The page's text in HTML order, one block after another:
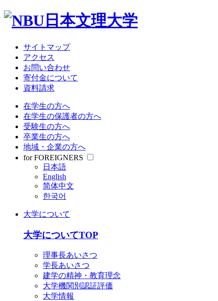
サイトマップ
アクセス
お問い合わせ
寄付金について
資料請求
在学生の方へ
在学生の保護者の方へ
受験生の方へ
卒業生の方へ
地域・企業の方へ
for FOREIGNERS
日本語
English
简体中文
한국어
大学について
大学についてTOP
理事長あいさつ
学長あいさつ
建学の精神・教育理念
大学機関別認証評価
大学情報